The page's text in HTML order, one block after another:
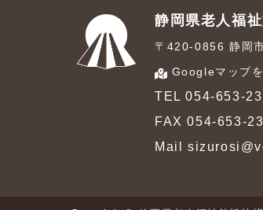
静岡県老人福
〒420-0856 静岡
Googleマップを
TEL 054-653-
FAX 054-653-
Mail